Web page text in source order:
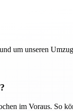
um unseren
im Voraus. So